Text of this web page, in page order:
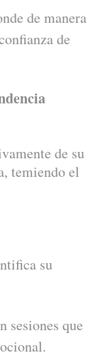
de manera
de
de su
temiendo el
su
sesiones que